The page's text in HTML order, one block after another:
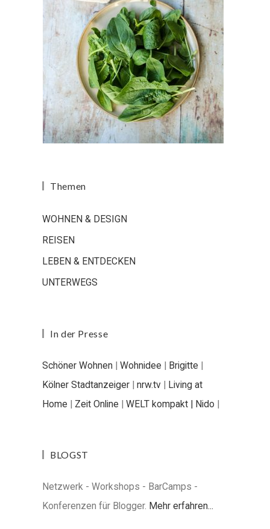
Themen
WOHNEN & DESIGN
REISEN
LEBEN & ENTDECKEN
UNTERWEGS
In der Presse
Schöner Wohnen | Wohnidee | Brigitte |
Kölner Stadtanzeiger | nrw.tv | Living at
Home | Zeit Online | WELT kompakt | Nido |
BLOGST
Netzwerk - Workshops - BarCamps -
Konferenzen für Blogger. Mehr erfahren...